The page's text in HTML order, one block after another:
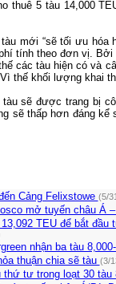
thuê 5 tàu 14,000
tàu mới “sẽ tối ưu
tính theo đơn vị.
các tàu hiện có và
thế khối lượng khai
tàu sẽ được trang bị
sẽ thấp hơn đáng
Cảng Felixstowe (5/
mở tuyến châu Á
13,092 TEU để bắt
nhận ba tàu
thuận chia sẽ tàu (3/
thứ tư trong loạt 30